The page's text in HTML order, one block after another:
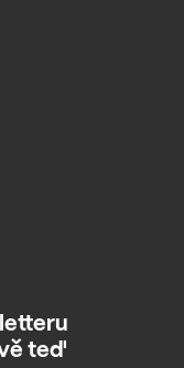
teď